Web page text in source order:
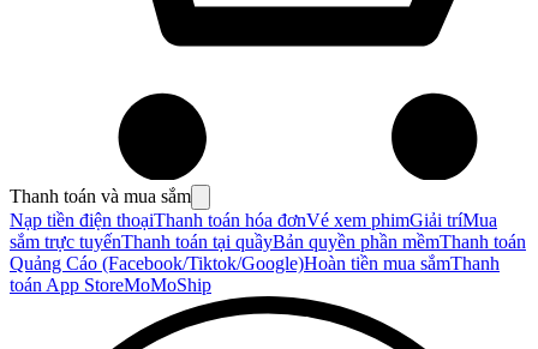
Thanh toán và mua sắm
Nạp tiền điện thoạiThanh toán hóa đơnVé xem phimGiải tríMua
sắm trực tuyếnThanh toán tại quầyBản quyền phần mềmThanh toán
Quảng Cáo (Facebook/Tiktok/Google)Hoàn tiền mua sắmThanh
toán App StoreMoMoShip